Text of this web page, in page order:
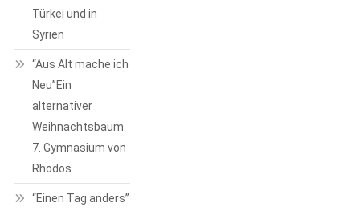
Türkei und in
Syrien
“Aus Alt mache ich
Neu”Ein
alternativer
Weihnachtsbaum.
7. Gymnasium von
Rhodos
“Einen Tag anders”